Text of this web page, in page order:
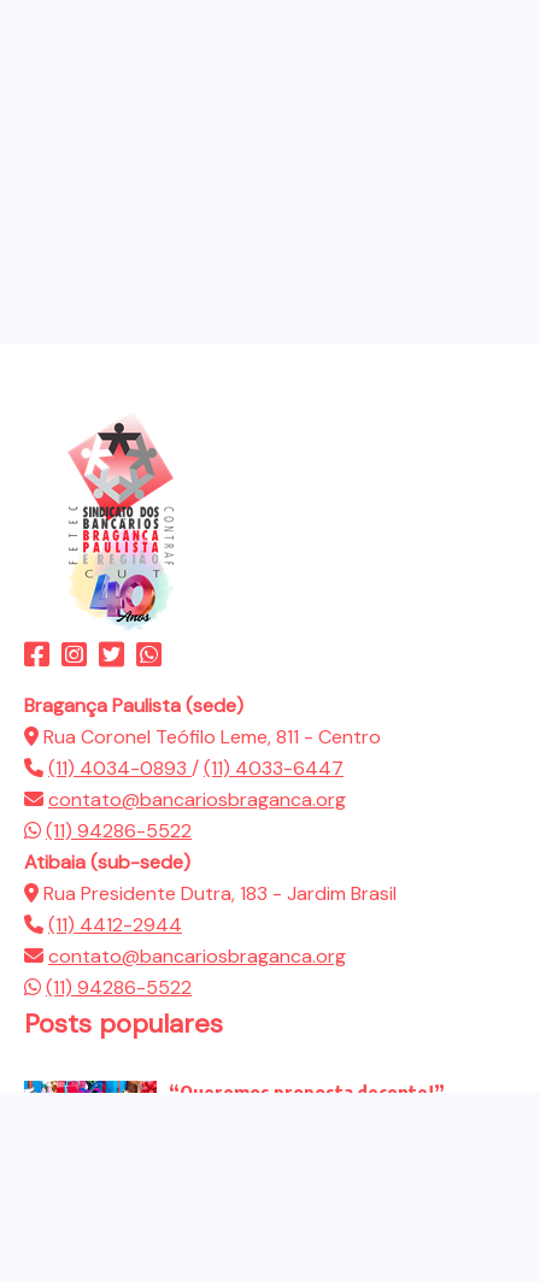
Bragança Paulista (sede)
Rua Coronel Teófilo Leme, 811 - Centro
(11) 4034-0893 /(11) 4033-6447
contato@bancariosbraganca.org
(11) 94286-5522
Atibaia (sub-sede)
Rua Presidente Dutra, 183 - Jardim Brasil
(11) 4412-2944
contato@bancariosbraganca.org
(11) 94286-5522
Posts populares
“Queremos proposta decente!”